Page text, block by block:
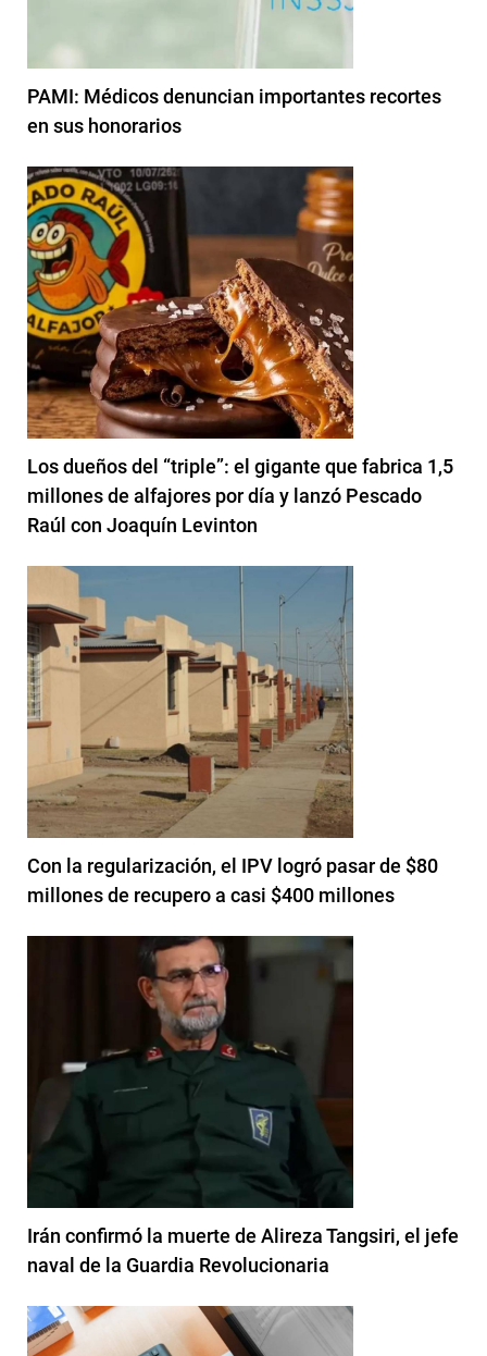
PAMI: Médicos denuncian importantes recortes
en sus honorarios
Los dueños del “triple”: el gigante que fabrica 1,5
millones de alfajores por día y lanzó Pescado
Raúl con Joaquín Levinton
Con la regularización, el IPV logró pasar de $80
millones de recupero a casi $400 millones
Irán confirmó la muerte de Alireza Tangsiri, el jefe
naval de la Guardia Revolucionaria